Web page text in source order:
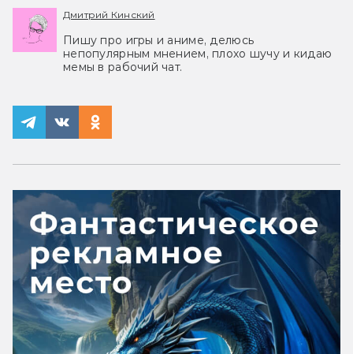
Дмитрий Кинский
Пишу про игры и аниме, делюсь
непопулярным мнением, плохо шучу и кидаю
мемы в рабочий чат.